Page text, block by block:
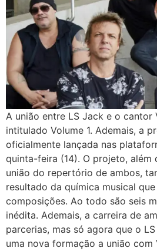
A união entre LS Jack e o cantor
intitulado Volume 1. Ademais, a
oficialmente lançada nas
quinta-feira (14). O projeto, além
união do repertório de ambos,
resultado da química musical
composições. Ao todo são seis
inédita. Ademais, a carreira de
parcerias, mas só agora que o
uma nova formação a união com